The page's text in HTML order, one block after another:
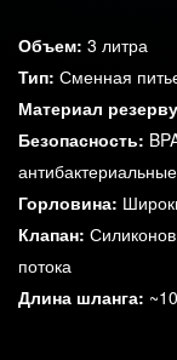
Объем: 3 литра
Тип: Сменная
Материал
Безопасность:
Горловина:
Клапан:
потока
Длина шланга: